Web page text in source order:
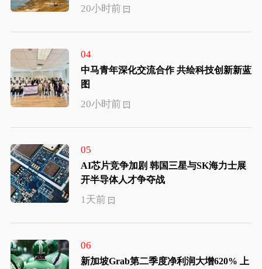
20小时前
04
中马青年深化交流合作 共绘科技创新新蓝
图
20小时前
05
AI芯片竞争加剧 韩国三星与SK海力士展
开半导体人才争夺战
1天前
06
新加坡Grab第二季度净利润大增620% 上